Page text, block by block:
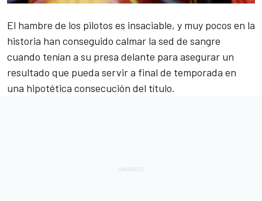
El hambre de los pilotos es insaciable, y muy pocos en la
historia han conseguido calmar la sed de sangre
cuando tenían a su presa delante para asegurar un
resultado que pueda servir a final de temporada en
una hipotética consecución del título.